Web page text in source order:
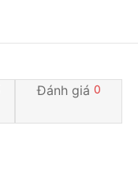
Đánh giá 0